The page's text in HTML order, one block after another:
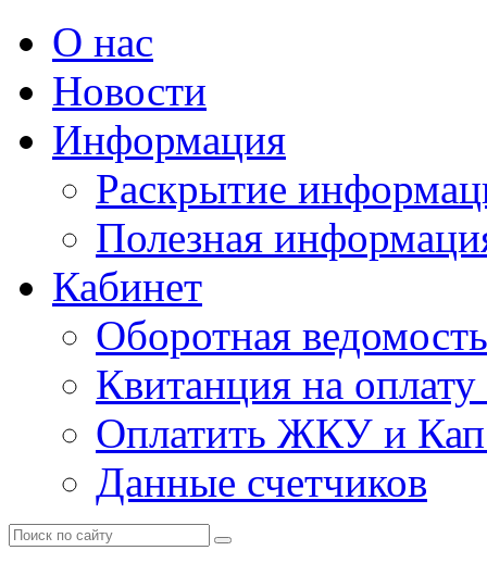
О нас
Новости
Информация
Раскрытие
Полезная
Кабинет
Оборотная ведомость
Квитанция на
Оплатить ЖКУ и
Данные счетчиков